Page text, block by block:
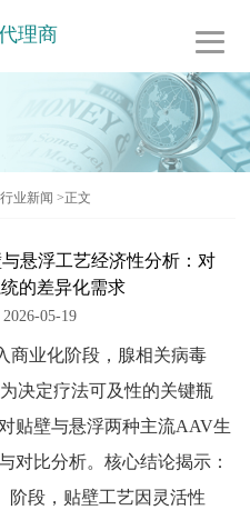
理商
行业新闻 >正文
悬浮工艺经济性分析：对
的差异化需求
05-19
商业化阶段，腺相关病毒
决定疗法可及性的关键瓶
贴壁与悬浮两种主流AAV生
对比分析。核心结论揭示：
阶段，贴壁工艺因灵活性